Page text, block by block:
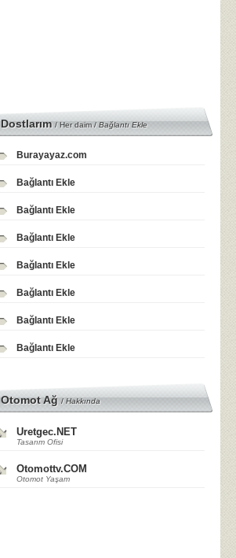
Dostlarım/ Her daim /Bağlantı Ekle
Burayayaz.com
Bağlantı Ekle
Bağlantı Ekle
Bağlantı Ekle
Bağlantı Ekle
Bağlantı Ekle
Bağlantı Ekle
Bağlantı Ekle
Otomot Ağ/Hakkında
Uretgec.NET
Tasarım Ofisi
Otomottv.COM
Otomot Yaşam